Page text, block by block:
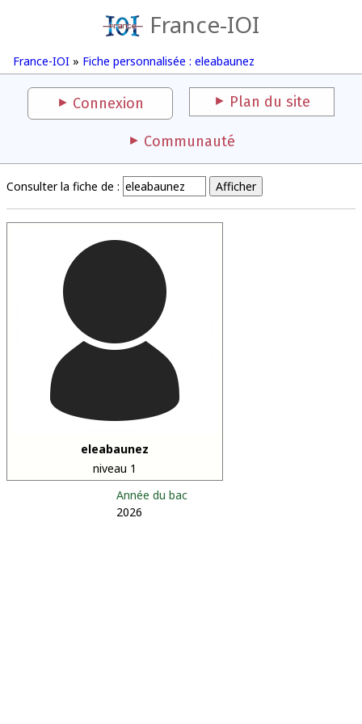
France-IOI
France-IOI » Fiche personnalisée : eleabaunez
Connexion Plan du site
Communauté
Consulter la fiche de :
eleabaunez
niveau 1
Année du bac
2026